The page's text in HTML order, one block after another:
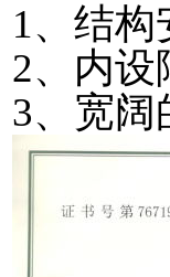
1、结构
2、内设
3、宽阔